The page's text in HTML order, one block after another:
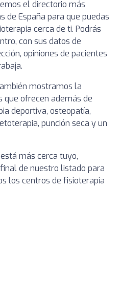
el directorio más
España para que puedas
cerca de ti. Podrás
con sus datos de
opiniones de pacientes
mostramos la
que ofrecen además de
deportiva, osteopatía,
punción seca y un
más cerca tuyo,
de nuestro listado para
los centros de fisioterapia